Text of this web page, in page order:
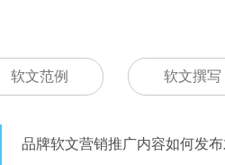
软文范例 软文撰写
品牌软文营销推广内容如何发